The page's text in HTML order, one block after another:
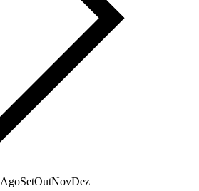
AgoSetOutNovDez